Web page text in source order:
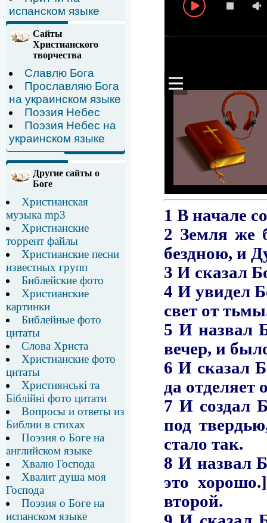
испанском языке
Сайты
Христианского
творчества
Славлю Бога
Прославляю Бога
на украинском языке
Поэзия Небес
Поэзия Небес на
украинском языке
Другие сайты о
Боге
Христианская
музыка mp3
Христианские
торрент файлы
Христианские песни
известных групп
Библейские фото
Христианские
картинки
Библейные фото
цитаты
Слова Христа
Христианские фото
цитаты
Християнські та
Біблійні фото цитати
Вопросы и ответы из
Библии в стихах
Поэзия о Боге на
английском языке
Хвалю Господа
Хвалит душа моя
Господа
Поэзия о Боге на
испанском языке